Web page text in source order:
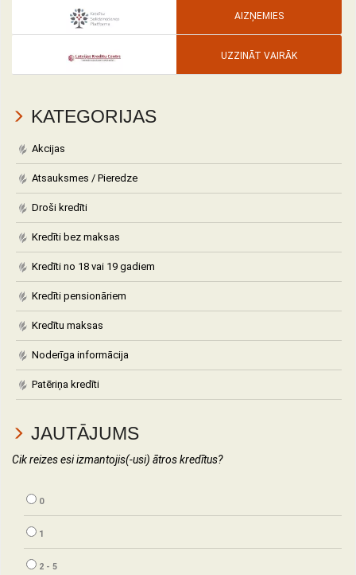
AIZŅEMIES
UZZINĀT VAIRĀK
KATEGORIJAS
Akcijas
Atsauksmes / Pieredze
Droši kredīti
Kredīti bez maksas
Kredīti no 18 vai 19 gadiem
Kredīti pensionāriem
Kredītu maksas
Noderīga informācija
Patēriņa kredīti
JAUTĀJUMS
Cik reizes esi izmantojis(-usi) ātros kredītus?
0
1
2 - 5